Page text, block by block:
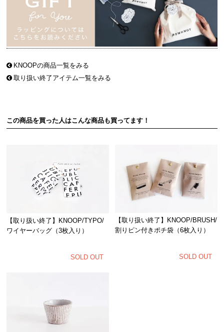
KNOOPの商品一覧をみる
取り扱い終了アイテム一覧をみる
この商品を買った人はこんな商品も買ってます！
【取り扱い終了】KNOOP/TYPO/
ワイヤーバッグ（3枚入り）
SOLD OUT
【取り扱い終了】KNOOP/BRUSH/
割りピン付きポチ袋（6枚入り）
SOLD OUT